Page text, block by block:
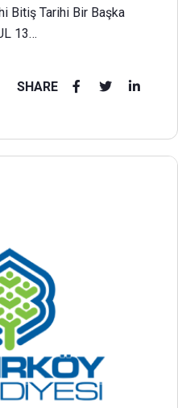
Bitiş Tarihi Bir Başka
13…
SHARE